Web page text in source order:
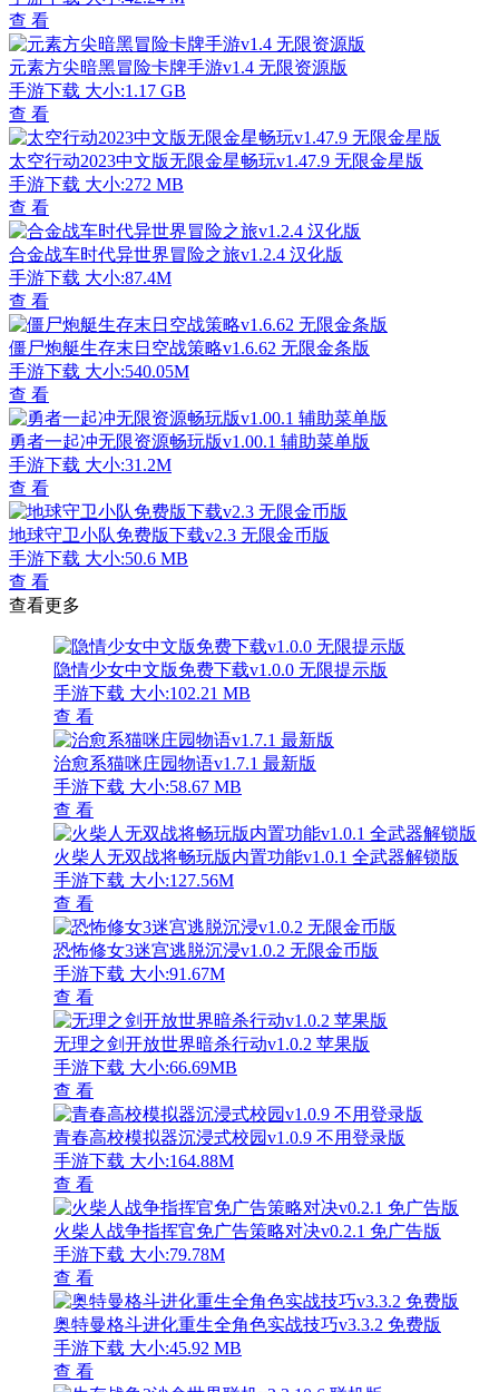
查 看
元素方尖暗黑冒险卡牌手游v1.4 无限资源版
手游下载 大小:1.17 GB
查 看
太空行动2023中文版无限金星畅玩v1.47.9 无限金星版
手游下载 大小:272 MB
查 看
合金战车时代异世界冒险之旅v1.2.4 汉化版
手游下载 大小:87.4M
查 看
僵尸炮艇生存末日空战策略v1.6.62 无限金条版
手游下载 大小:540.05M
查 看
勇者一起冲无限资源畅玩版v1.00.1 辅助菜单版
手游下载 大小:31.2M
查 看
地球守卫小队免费版下载v2.3 无限金币版
手游下载 大小:50.6 MB
查 看
查看更多
隐情少女中文版免费下载v1.0.0 无限提示版
手游下载 大小:102.21 MB
查 看
治愈系猫咪庄园物语v1.7.1 最新版
手游下载 大小:58.67 MB
查 看
火柴人无双战将畅玩版内置功能v1.0.1 全武器解锁版
手游下载 大小:127.56M
查 看
恐怖修女3迷宫逃脱沉浸v1.0.2 无限金币版
手游下载 大小:91.67M
查 看
无理之剑开放世界暗杀行动v1.0.2 苹果版
手游下载 大小:66.69MB
查 看
青春高校模拟器沉浸式校园v1.0.9 不用登录版
手游下载 大小:164.88M
查 看
火柴人战争指挥官免广告策略对决v0.2.1 免广告版
手游下载 大小:79.78M
查 看
奥特曼格斗进化重生全角色实战技巧v3.3.2 免费版
手游下载 大小:45.92 MB
查 看